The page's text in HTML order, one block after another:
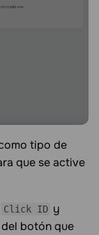
tipo de
que se active
Click ID y
del botón que